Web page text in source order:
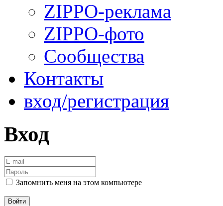
ZIPPO-реклама
ZIPPO-фото
Сообщества
Контакты
вход/регистрация
Вход
Запомнить меня на этом компьютере